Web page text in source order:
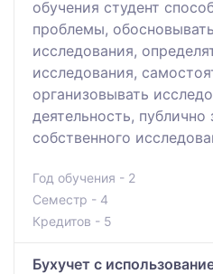
обучения студент
проблемы,
исследования,
исследования,
организовывать
деятельность,
собственного
Год обучения - 2
Семестр - 4
Кредитов - 5
Бухучет с